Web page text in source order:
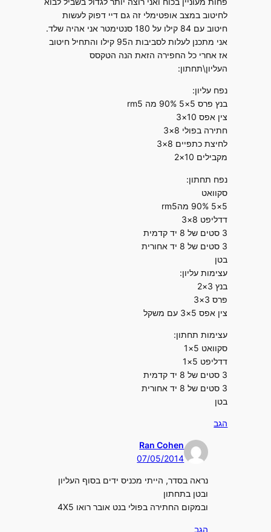
לחיטוב במצב אופטימלי זה גם דיי דפוק לעשות
חיטוב עם 84 קילו על 180 סנטימטר אני אהיה שלד.
אני מתכנן לעלות לסביבות ה95 קילו והתחיל חיטוב
אז אחרי כל החפירה הזאת הנה הטקסס
העליון\תחתון:
נפח עליון:
בנץ פרס 5×5 90% מה rm5
צין אפס 10×3
חתירה בפולי 8×3
לחיצת כתפיים 8×3
מקבילים 10×2
נפח תחתון:
סקוואט
5×5 90% מהrm5
דדליפט 8×3
3 סטים של 8 יד קדמית
3 סטים של 8 יד אחורית
בטן
עצימות עליון:
בנץ 3×2
פרס 3×3
צין אפס 5×3 עם משקל
עצימות תחתון:
סקוואט 5×1
דדליפט 5×1
3 סטים של 8 יד קדמית
3 סטים של 8 יד אחורית
בטן
הגב
Ran Cohen
07/05/2014
נראה בסדר, הייתי מכניס ידים בסוף העליון
ובטן בתחתון
ובמקום החתירה בפולי בנט אובר רואו 4X5
הגב